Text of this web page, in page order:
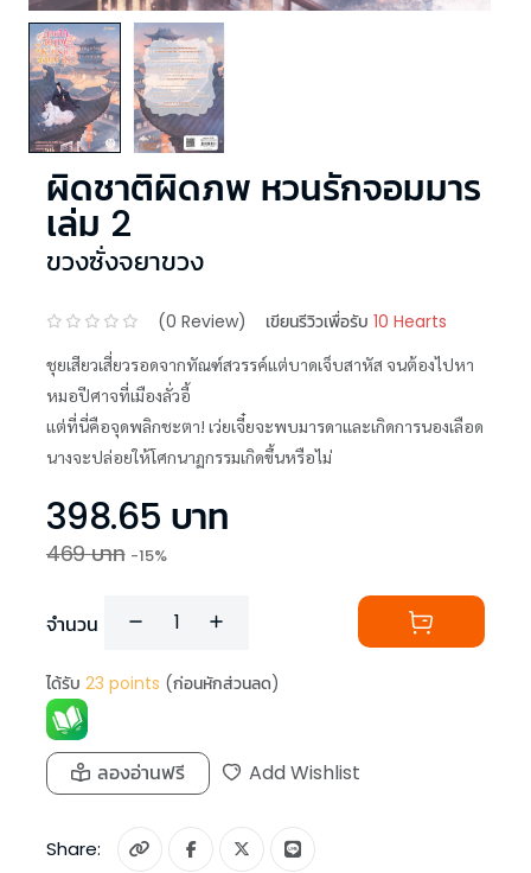
ผิดชาติผิดภพ หวนรักจอมมาร
เล่ม 2
ขวงซั่งจยาขวง
(0 Review) เขียนรีวิวเพื่อรับ 10 Hearts
ชุยเสียวเสี่ยวรอดจากทัณฑ์สวรรค์แต่บาดเจ็บสาหัส จนต้องไปหา
หมอปีศาจที่เมืองลั่วอี้
แต่ที่นี่คือจุดพลิกชะตา! เว่ยเจี๋ยจะพบมารดาและเกิดการนองเลือด
นางจะปล่อยให้โศกนาฏกรรมเกิดขึ้นหรือไม่
398.65 บาท
469บาท -15%
จำนวน
ได้รับ 23 points (ก่อนหักส่วนลด)
ลองอ่านฟรี Add Wishlist
Share: